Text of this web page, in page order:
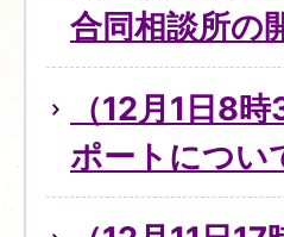
合同相談所の
（12月1日8
ポートについ